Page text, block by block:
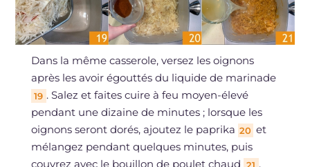
Dans la même casserole, versez les oignons
après les avoir égouttés du liquide de marinade
19 . Salez et faites cuire à feu moyen-élevé
pendant une dizaine de minutes ; lorsque les
oignons seront dorés, ajoutez le paprika 20 et
mélangez pendant quelques minutes, puis
couvrez avec le bouillon de poulet chaud 21 .